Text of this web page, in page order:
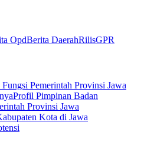
OpdBerita DaerahRilisGPR
Fungsi Pemerintah Provinsi Jawa
Profil Pimpinan Badan
Provinsi Jawa
Kota di Jawa